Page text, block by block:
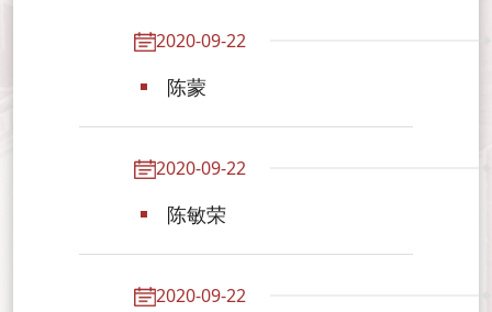
2020-09-22
陈蒙
2020-09-22
陈敏荣
2020-09-22